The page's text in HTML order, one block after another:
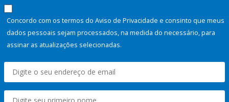
Concordo com os termos do Aviso de Privacidade e consinto que meus
dados pessoais sejam processados, na medida do necessário, para
assinar as atualizações selecionadas.